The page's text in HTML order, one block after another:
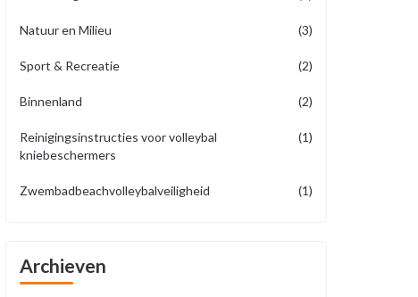
Natuur en Milieu (3)
Sport & Recreatie (2)
Binnenland (2)
Reinigingsinstructies voor volleybal
kniebeschermers
(1)
Zwembadbeachvolleybalveiligheid (1)
Archieven